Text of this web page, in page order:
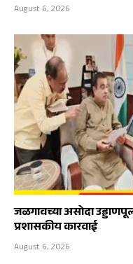
August 6, 2026
जळगावच्या असोदा
प्रशासकीय कारवाई
August 6, 2026